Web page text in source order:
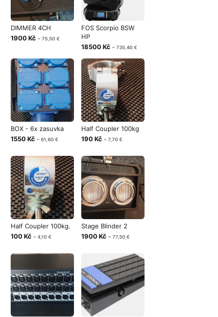
DIMMER 4CH
1900 Kč ~ 75,50 €
FOS Scorpio BSW
HP
18500 Kč ~ 735,40 €
BOX - 6x zasuvka
1550 Kč ~ 61,60 €
Half Coupler 100kg
190 Kč ~ 7,70 €
Half Coupler 100kg.
100 Kč ~ 4,10 €
Stage Blinder 2
1900 Kč ~ 77,50 €